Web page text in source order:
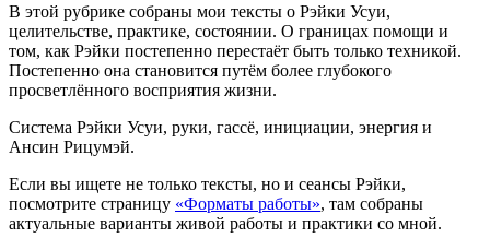
В этой рубрике собраны мои тексты о Рэйки Усуи,
целительстве, практике, состоянии. О границах помощи и
том, как Рэйки постепенно перестаёт быть только техникой.
Постепенно она становится путём более глубокого
просветлённого восприятия жизни.
Система Рэйки Усуи, руки, гассё, инициации, энергия и
Ансин Рицумэй.
Если вы ищете не только тексты, но и сеансы Рэйки,
посмотрите страницу «Форматы работы», там собраны
актуальные варианты живой работы и практики со мной.